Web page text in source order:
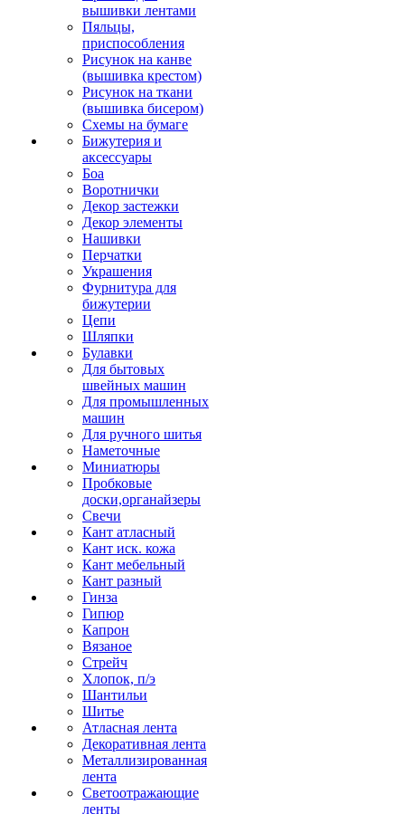
вышивки лентами
Пяльцы,
приспособления
Рисунок на канве
(вышивка крестом)
Рисунок на ткани
(вышивка бисером)
Схемы на бумаге
Бижутерия и
аксессуары
Боа
Воротнички
Декор застежки
Декор элементы
Нашивки
Перчатки
Украшения
Фурнитура для
бижутерии
Цепи
Шляпки
Булавки
Для бытовых
швейных машин
Для промышленных
машин
Для ручного шитья
Наметочные
Миниатюры
Пробковые
доски,органайзеры
Свечи
Кант атласный
Кант иск. кожа
Кант мебельный
Кант разный
Гинза
Гипюр
Капрон
Вязаное
Стрейч
Хлопок, п/э
Шантильи
Шитье
Атласная лента
Декоративная лента
Металлизированная
лента
Светоотражающие
ленты